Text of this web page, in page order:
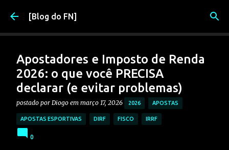
Pular para o conteúdo principal
[Blog do FN]
Apostadores e Imposto de Renda
2026: o que você PRECISA
declarar (e evitar problemas)
postado por Diogo em março 17, 2026 2026 APOSTAS
APOSTAS ESPORTIVAS DIRF FISCO IRRF
0